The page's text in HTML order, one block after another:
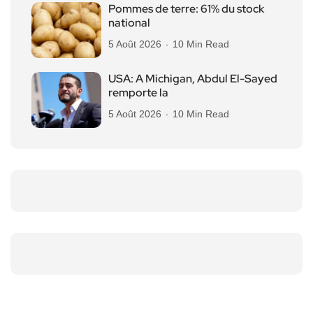
Pommes de terre: 61% du stock
national
5 Août 2026 10 Min Read
USA: A Michigan, Abdul El-Sayed
remporte la
5 Août 2026 10 Min Read